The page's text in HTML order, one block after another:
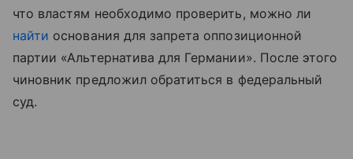
что властям необходимо проверить, можно ли
найти основания для запрета оппозиционной
партии «Альтернатива для Германии». После этого
чиновник предложил обратиться в федеральный
суд.